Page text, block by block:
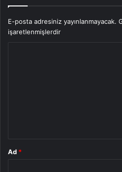
E-posta adresiniz yayınlanmayacak.
işaretlenmişlerdir
Ad *